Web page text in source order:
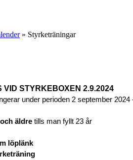
» Styrketräningar
STYRKEBOXEN 2.9.2024
under perioden 2 september
äldre tills man fyllt 23 år
löplänk